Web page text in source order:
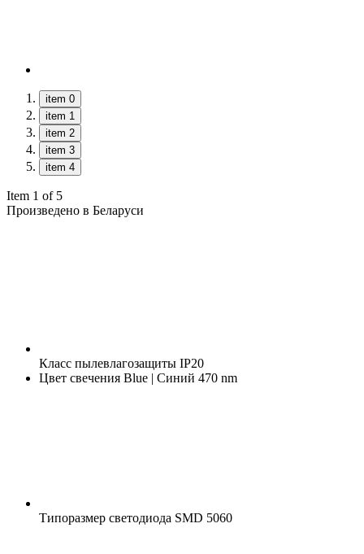
item 0
item 1
item 2
item 3
item 4
Item 1 of 5
Произведено в Беларуси
Класс пылевлагозащиты IP20
Цвет свечения Blue | Синий 470 nm
Типоразмер светодиода SMD 5060